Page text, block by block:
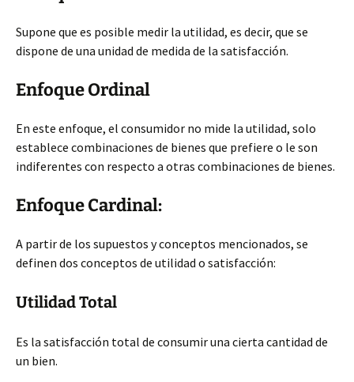
Supone que es posible medir la utilidad, es decir, que se
dispone de una unidad de medida de la satisfacción.
Enfoque Ordinal
En este enfoque, el consumidor no mide la utilidad, solo
establece combinaciones de bienes que prefiere o le son
indiferentes con respecto a otras combinaciones de bienes.
Enfoque Cardinal:
A partir de los supuestos y conceptos mencionados, se
definen dos conceptos de utilidad o satisfacción:
Utilidad Total
Es la satisfacción total de consumir una cierta cantidad de
un bien.